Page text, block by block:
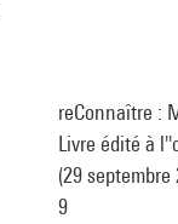
reConnaître :
Livre édité à
(29
9